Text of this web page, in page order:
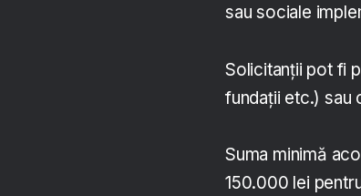
sau sociale
Solicitanţii pot fi
fundaţii etc.) sau
Suma minimă
150.000 lei